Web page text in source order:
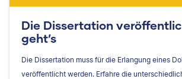
Die Dissertation
geht’s
Die Dissertation muss für die Erlangung eines
veröffentlicht werden. Erfahre die